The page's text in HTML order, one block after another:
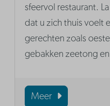
sfeervol restaurant.
dat u zich thuis voelt
gerechten zoals
gebakken zeetong
Meer